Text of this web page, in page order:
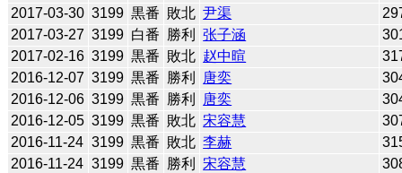
2017-03-30 3199 黒番 敗北 尹渠
2017-03-27 3199 白番 勝利 张子涵
2017-02-16 3199 黒番 敗北 赵中暄
2016-12-07 3199 黒番 勝利 唐奕
2016-12-06 3199 黒番 勝利 唐奕
2016-12-05 3199 黒番 敗北 宋容慧
2016-11-24 3199 黒番 敗北 李赫
2016-11-24 3199 黒番 勝利 宋容慧